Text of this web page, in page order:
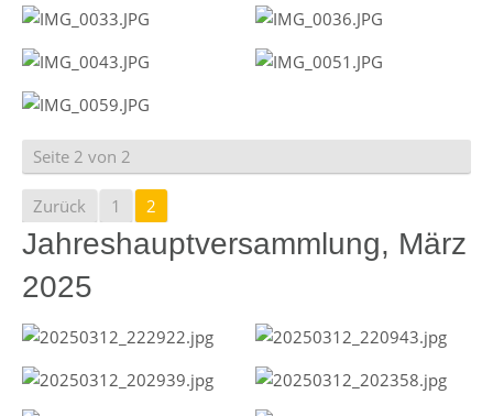
Seite 2 von 2
Zurück 1 2
Jahreshauptversammlung, März
2025